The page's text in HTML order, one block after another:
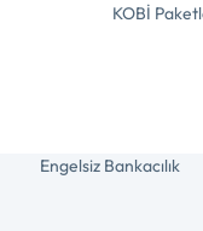
KOBİ
Engelsiz Bankacılık